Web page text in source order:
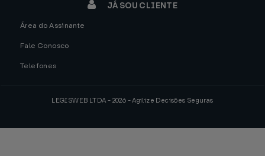
JÁ SOU CLIENTE
Área do Assinante
Fale Conosco
Telefones
LEGISWEB LTDA - 2026 - Agilize Decisões Seguras